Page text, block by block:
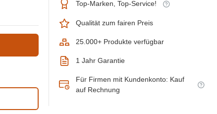
Top-Marken, Top-Service!
Qualität zum fairen Preis
25.000+ Produkte verfügbar
1 Jahr Garantie
Für Firmen mit Kundenkonto: Kauf
auf Rechnung